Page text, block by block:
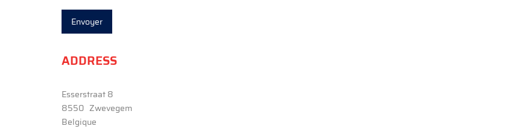
ADDRESS
Esserstraat 8
8550 Zwevegem
Belgique